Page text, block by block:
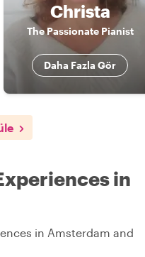
Christa
The Passionate Pianist
Daha Fazla Gör
in
in Amsterdam and